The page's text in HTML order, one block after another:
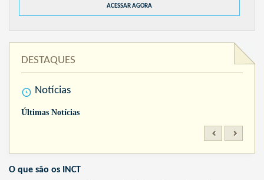
ACESSAR AGORA
DESTAQUES
Notícias
Últimas Notícias
O que são os INCT